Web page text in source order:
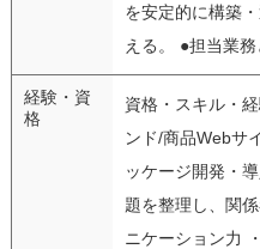
を安定的に構築
える。 ●担当業務
経験・資
格
資格・スキル・
ンド/商品Webサ
ッケージ開発・
題を整理し、関
ニケーション力